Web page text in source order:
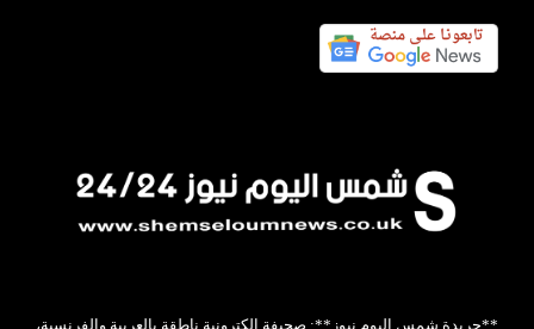
**جريدة شمس اليوم نيوز**: صحيفة إلكترونية ناطقة بالعربية والفرنسية،